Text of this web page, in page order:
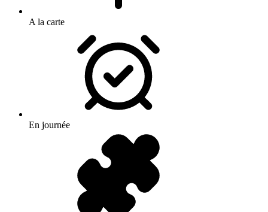
A la carte
En journée